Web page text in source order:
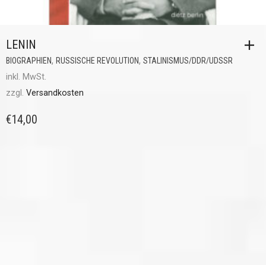
LENIN
BIOGRAPHIEN, RUSSISCHE REVOLUTION, STALINISMUS/DDR/UDSSR
inkl. MwSt.
zzgl. Versandkosten
€14,00